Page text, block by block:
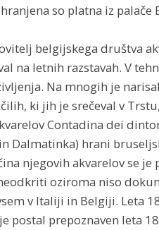
so platna iz palače
belgijskega društva
na letnih razstavah. V
Na mnogih je
ki jih je srečeval v
Contadina dei
Dalmatinka) hrani
njegovih akvarelov se
oziroma niso
v Italiji in Belgiji. Leta
postal prepoznaven leta